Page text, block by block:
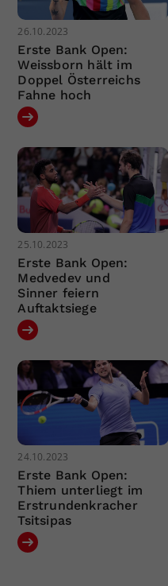
26.10.2023
Erste Bank Open:
Weissborn hält im
Doppel Österreichs
Fahne hoch
25.10.2023
Erste Bank Open:
Medvedev und
Sinner feiern
Auftaktsiege
24.10.2023
Erste Bank Open:
Thiem unterliegt im
Erstrundenkracher
Tsitsipas